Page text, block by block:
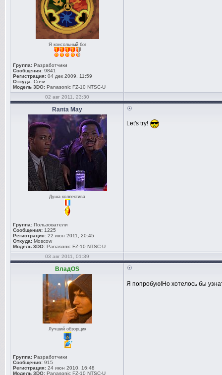
Я консольный бог
Группа: Разработчики
Сообщения: 9841
Регистрация: 04 дек 2009, 11:59
Откуда: Сочи
Модель 3DO: Panasonic FZ-10 NTSC-U
02 авг 2011, 23:30
Ranta May
Душа коллектива
Группа: Пользователи
Сообщения: 1225
Регистрация: 22 июн 2011, 20:45
Откуда: Moscow
Модель 3DO: Panasonic FZ-10 NTSC-U
Let's try!
03 авг 2011, 01:39
ВладOS
Лучший обзорщик
Группа: Разработчики
Сообщения: 915
Регистрация: 24 июн 2010, 16:48
Модель 3DO: Panasonic FZ-10 NTSC-U
Я попробую!Но хотелось бы